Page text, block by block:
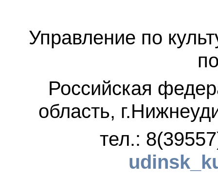
Управление по
Российская
область,
тел.: